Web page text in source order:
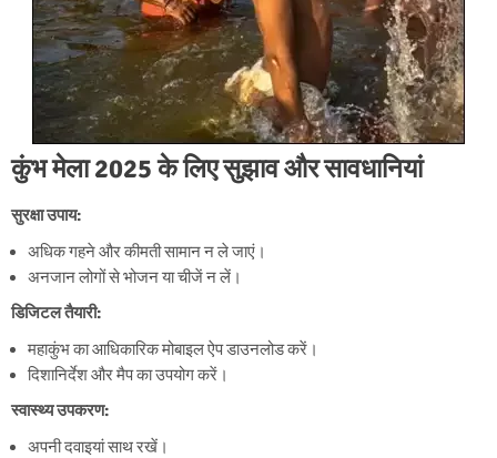
कुंभ मेला 2025 के लिए सुझाव और सावधानियां
सुरक्षा उपाय:
अधिक गहने और कीमती सामान न ले जाएं।
अनजान लोगों से भोजन या चीजें न लें।
डिजिटल तैयारी:
महाकुंभ का आधिकारिक मोबाइल ऐप डाउनलोड करें।
दिशानिर्देश और मैप का उपयोग करें।
स्वास्थ्य उपकरण:
अपनी दवाइयां साथ रखें।